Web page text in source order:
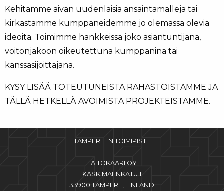
Kehitämme aivan uudenlaisia ansaintamalleja tai
kirkastamme kumppaneidemme jo olemassa olevia
ideoita. Toimimme hankkeissa joko asiantuntijana,
voitonjakoon oikeutettuna kumppanina tai
kanssasijoittajana.
KYSY LISÄÄ TOTEUTUNEISTA RAHASTOISTAMME JA
TÄLLÄ HETKELLÄ AVOIMISTA PROJEKTEISTAMME.
TAMPEREEN TOIMIPISTE
TAITOKAARI OY
KASKIMÄENKATU 1
33900 TAMPERE, FINLAND